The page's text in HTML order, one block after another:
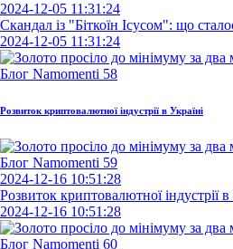
2024-12-05 11:31:24
Скандал із "Біткоїн Ісусом": що
2024-12-05 11:31:24
Розвиток криптовалютної індустрії в Україні
2024-12-16 10:51:28
Розвиток криптовалютної індустрії в
2024-12-16 10:51:28